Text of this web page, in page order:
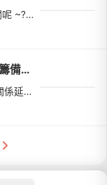
有沒有台中新娘想聊聊關於婚紗婚宴拍攝相關呢 ~?目前剛創一個群組
剛畢業菜鳥分享超級小資女婚禮籌備過程
畢業了原本預定4/26要舉行婚宴，但因疫情關係延期至5/30。為什麼只延一個月呢？因為在結婚社團爬文發現大多新娘都延期至下半年了，我要的餐廳極度可能客滿，且長輩有看日子，因此決定賭一把，還好！老天爺保佑😇🥳婚宴結束了，就跟大家分享我籌備整個婚禮的過程心得吧！♥️ 婚戒：K. Sweet市面上的品牌偏貴、樣式大同小異，且老公有一個金工夢，所以一開始就找能自己參與手作的，這家店是老公找的，老闆在嘉義，